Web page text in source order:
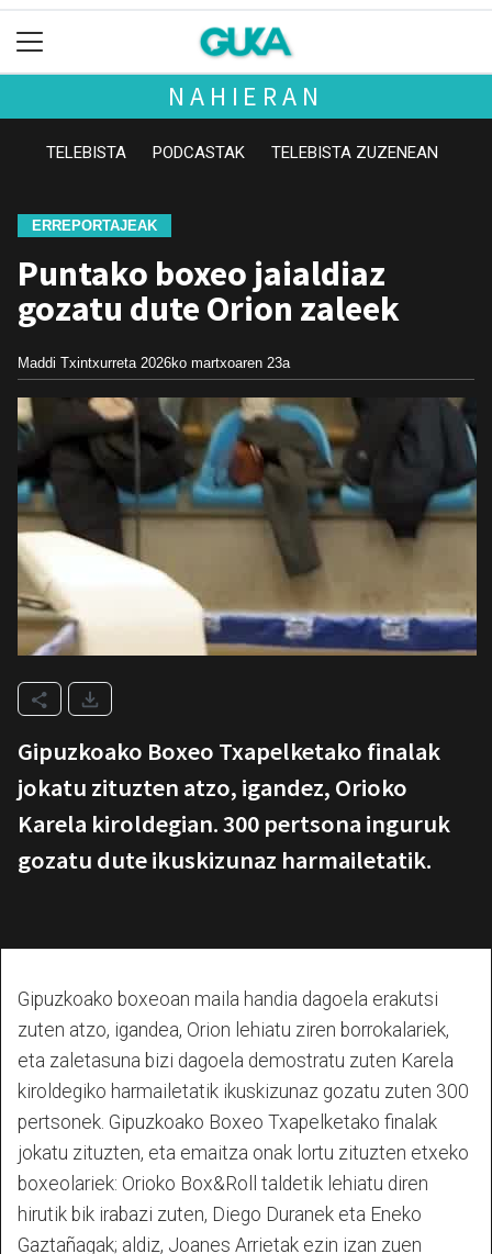
NAHIERAN
TELEBISTA PODCASTAK TELEBISTA ZUZENEAN
ERREPORTAJEAK
Puntako boxeo jaialdiaz
gozatu dute Orion zaleek
Maddi Txintxurreta 2026ko martxoaren 23a
Gipuzkoako Boxeo Txapelketako finalak
jokatu zituzten atzo, igandez, Orioko
Karela kiroldegian. 300 pertsona inguruk
gozatu dute ikuskizunaz harmailetatik.
Gipuzkoako boxeoan maila handia dagoela erakutsi
zuten atzo, igandea, Orion lehiatu ziren borrokalariek,
eta zaletasuna bizi dagoela demostratu zuten Karela
kiroldegiko harmailetatik ikuskizunaz gozatu zuten 300
pertsonek. Gipuzkoako Boxeo Txapelketako finalak
jokatu zituzten, eta emaitza onak lortu zituzten etxeko
boxeolariek: Orioko Box&Roll taldetik lehiatu diren
hirutik bik irabazi zuten, Diego Duranek eta Eneko
Gaztañagak; aldiz, Joanes Arrietak ezin izan zuen